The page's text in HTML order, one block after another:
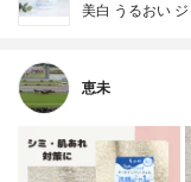
美白 うるおい
恵未